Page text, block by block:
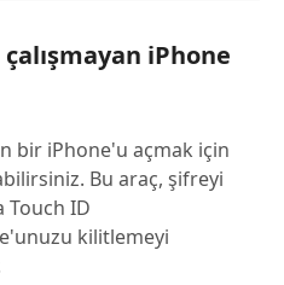
iPhone
bir iPhone'u açmak için
Bu araç, şifreyi
Touch ID
kilitlemeyi